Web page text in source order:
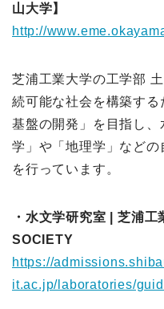
山大学】
http://
芝浦工業大学の工学部
続可能な社会を構築す
基盤の開発」を目指し
学」や「地理学」など
を行っています。
・水文学研究室 | 芝浦工
SOCIETY
https://
it.ac.jp/laboratories/